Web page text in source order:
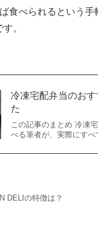
食べられるという
す。
冷凍宅配弁当のお
た
この記事のまとめ 冷凍
べる筆者が、実際にす